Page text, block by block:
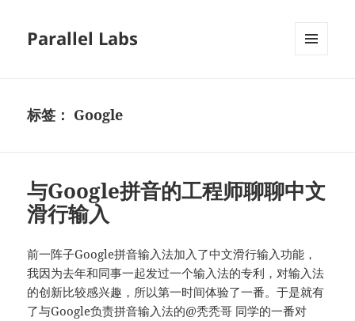
Parallel Labs
标签： Google
与Google拼音的工程师聊聊中文
滑行输入
前一阵子Google拼音输入法加入了中文滑行输入功能，
我因为去年和同事一起发过一个输入法的专利，对输入法
的创新比较感兴趣，所以第一时间体验了一番。于是就有
了与Google负责拼音输入法的@秃秃哥 同学的一番对